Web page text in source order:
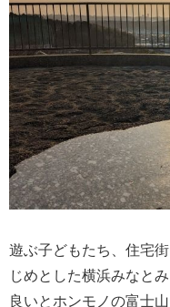
遊ぶ子どもたち、住宅
じめとした横浜みなと
良いとホンモノの富士